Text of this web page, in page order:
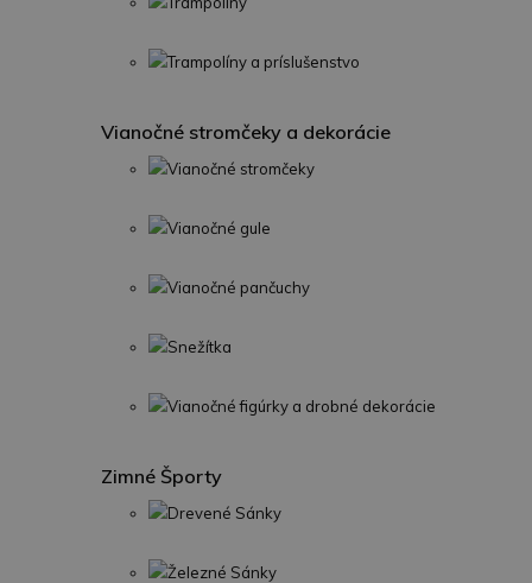
Trampolíny a príslušenstvo
Vianočné stromčeky a dekorácie
Vianočné stromčeky
Vianočné gule
Vianočné pančuchy
Snežítka
Vianočné figúrky a drobné dekorácie
Zimné Športy
Drevené Sánky
Železné Sánky